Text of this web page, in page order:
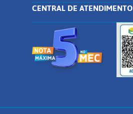
CENTRAL DE ATENDIMENTO